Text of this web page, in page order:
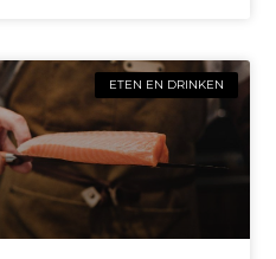
ETEN EN DRINKEN